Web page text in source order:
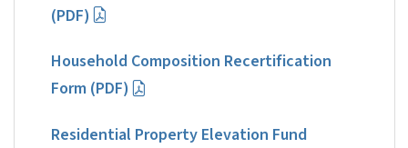
(PDF)
Household Composition Recertification
Form (PDF)
Residential Property Elevation Fund